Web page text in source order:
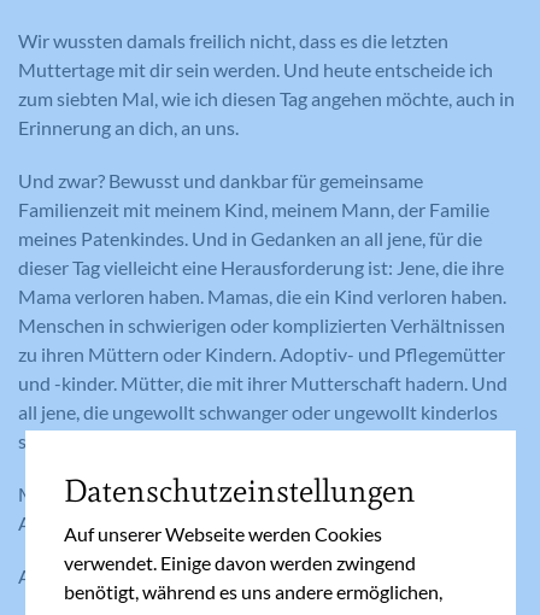
Wir wussten damals freilich nicht, dass es die letzten
Muttertage mit dir sein werden. Und heute entscheide ich
zum siebten Mal, wie ich diesen Tag angehen möchte, auch in
Erinnerung an dich, an uns.
Und zwar? Bewusst und dankbar für gemeinsame
Familienzeit mit meinem Kind, meinem Mann, der Familie
meines Patenkindes. Und in Gedanken an all jene, für die
dieser Tag vielleicht eine Herausforderung ist: Jene, die ihre
Mama verloren haben. Mamas, die ein Kind verloren haben.
Menschen in schwierigen oder komplizierten Verhältnissen
zu ihren Müttern oder Kindern. Adoptiv- und Pflegemütter
und -kinder. Mütter, die mit ihrer Mutterschaft hadern. Und
all jene, die ungewollt schwanger oder ungewollt kinderlos
sind.
Mama, du hast recht. Sie alle verdienen unsere
Aufmerksamkeit an allen 365 Tagen im Jahr.
Alles Liebe zum Muttertag!
Datenschutzeinstellungen
Auf unserer Webseite werden Cookies
verwendet. Einige davon werden zwingend
benötigt, während es uns andere ermöglichen,